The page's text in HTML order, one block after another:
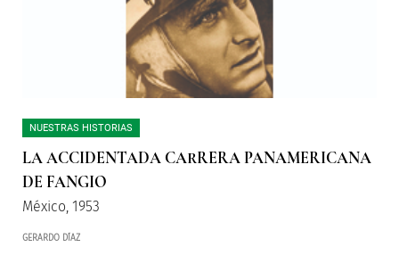
NUESTRAS HISTORIAS
LA ACCIDENTADA CARRERA PANAMERICANA
DE FANGIO
México, 1953
GERARDO DÍAZ